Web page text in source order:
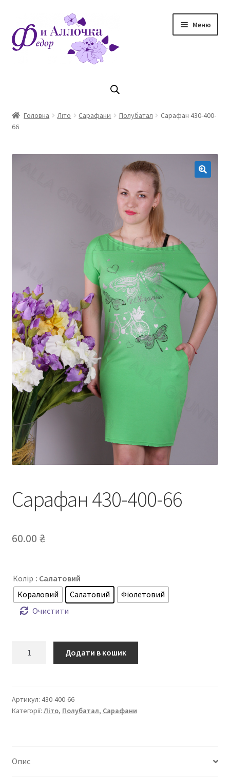
до
навігації
до
контенту
Меню
Магазин
Головна Літо Сарафани Полубатал
Сарафан 430-400-
66
Сарафан 430-400-66
60.00 ₴
Колір : Салатовий
Кораловий
Салатовий
Фіолетовий
Очистити
кількість
Додати в кошик
Артикул: 430-400-66
Категорії:Літо, Полубатал, Сарафани
Опис